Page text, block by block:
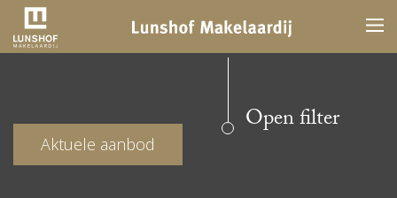
Aktuele aanbod
Open filter